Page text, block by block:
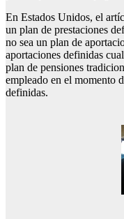
En Estados Unidos, el
un plan de prestaciones
no sea un plan de
aportaciones definidas
plan de pensiones
empleado en el momento
definidas.